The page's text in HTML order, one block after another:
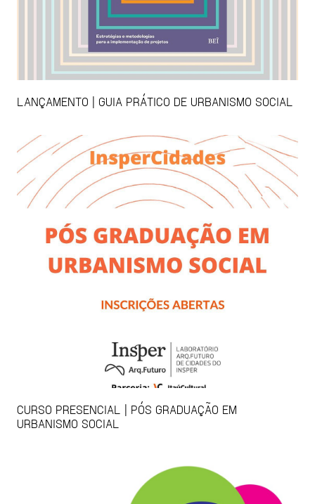
LANÇAMENTO | GUIA PRÁTICO DE URBANISMO SOCIAL
CURSO PRESENCIAL | PÓS GRADUAÇÃO EM
URBANISMO SOCIAL